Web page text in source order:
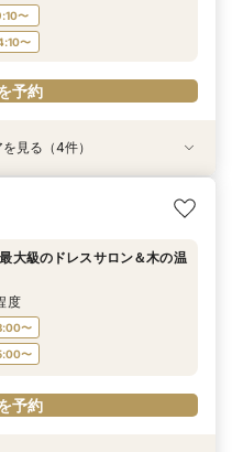
予約
予約
〜
〜
予約
見◎】LAST1件はここ！決め手
〜
予約
ホやPCで参加】オンライン
相談フェア☆OPEN1周年記念
度
予約
し】大切な人と過ごす特別な
〜
予約
1分＼大切な家族と挙げる／
〜
予約
見る（4件）
大級のドレスサロン＆木の温
度
〜
〜
予約